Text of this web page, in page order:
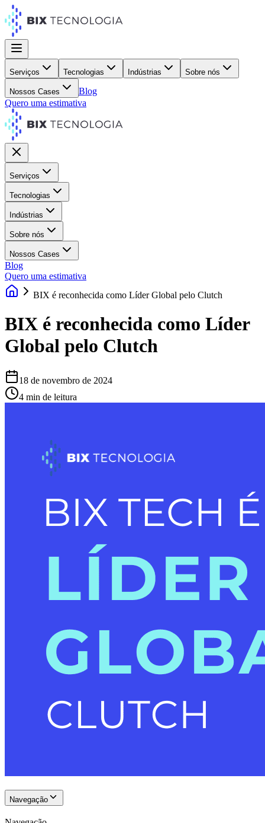
Serviços Tecnologias Indústrias Sobre nós
Nossos Cases
Blog
Quero uma estimativa
Serviços
Tecnologias
Indústrias
Sobre nós
Nossos Cases
Blog
Quero uma estimativa
BIX é reconhecida como Líder Global pelo Clutch
BIX é reconhecida como Líder
Global pelo Clutch
18 de novembro de 2024
4 min de leitura
Navegação